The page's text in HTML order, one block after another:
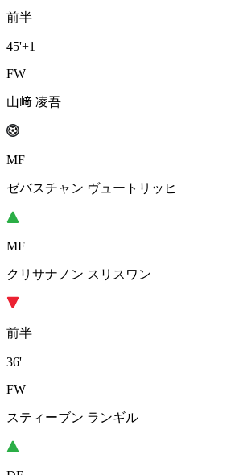
前半
45'+1
FW
山﨑 凌吾
MF
ゼバスチャン ヴュートリッヒ
MF
クリサナノン スリスワン
前半
36'
FW
スティーブン ランギル